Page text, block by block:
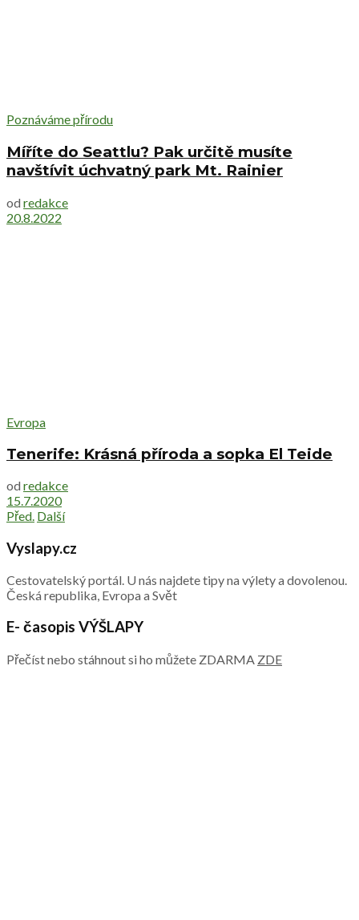
Poznáváme přírodu
Míříte do Seattlu? Pak určitě musíte
navštívit úchvatný park Mt. Rainier
od redakce
20.8.2022
Evropa
Tenerife: Krásná příroda a sopka El Teide
od redakce
15.7.2020
Před. Další
Vyslapy.cz
Cestovatelský portál. U nás najdete tipy na výlety a dovolenou.
Česká republika, Evropa a Svět
E- časopis VÝŠLAPY
Přečíst nebo stáhnout si ho můžete ZDARMA ZDE